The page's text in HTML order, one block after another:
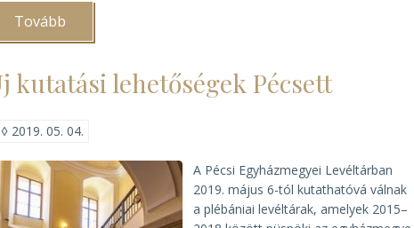
Tovább
Tanácsköztársaság)
kutatási lehetőségek Pécsett
◊ 2019. 05. 04.
A Pécsi Egyházmegyei Levéltárban
2019. május 6-tól kutathatóvá válnak
a plébániai levéltárak, amelyek 2015–